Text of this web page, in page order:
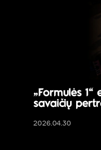
„Formulės
savaičių
2026.04.30